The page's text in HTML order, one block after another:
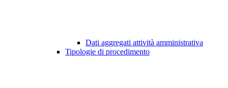
Dati aggregati attività amministrativa
Tipologie di procedimento